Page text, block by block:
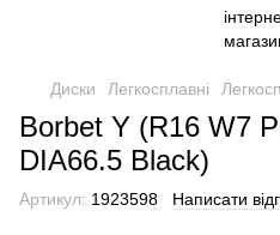
Диски Легкосплавні
Borbet Y (R16 W7
DIA66.5 Black)
Артикул: 1923598 Написати